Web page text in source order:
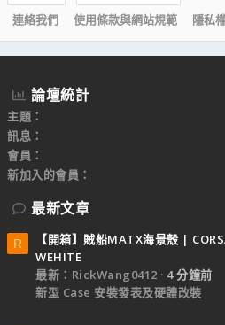
連絡我們
使用條款與網站規範 隱私
論壇統計
主題
訊息
會員
新加入的會員
最新文章
R
【開箱】賊船MATX海景殼 |
WEHITE
最新：RickWang0412
4 分鐘前
新型 Case 安裝發表及硬體改裝